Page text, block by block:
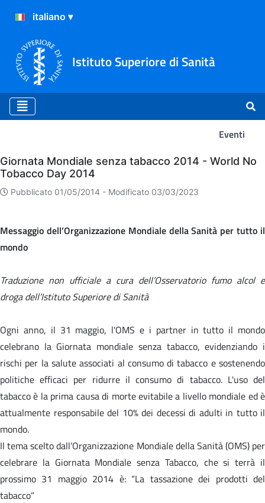
Istituto Superiore di Sanità
Eventi
Eventi
Giornata Mondiale senza tabacco 2014 - World No
Tobacco Day 2014
Pubblicato 01/05/2014 - Modificato 03/03/2023
Messaggio dell’Organizzazione Mondiale della Sanità per tutto il
mondo
Traduzione non ufficiale a cura dell’Osservatorio fumo alcol e
droga dell’Istituto Superiore di Sanità
Ogni anno, il 31 maggio, l'OMS e i partner in tutto il mondo
celebrano la Giornata mondiale senza tabacco, evidenziando i
rischi per la salute associati al consumo di tabacco e sostenendo
politiche efficaci per ridurre il consumo di tabacco. L'uso del
tabacco è la prima causa di morte evitabile a livello mondiale ed è
attualmente responsabile del 10% dei decessi di adulti in tutto il
mondo.
Il tema scelto dall’Organizzazione Mondiale della Sanità (OMS) per
celebrare la Giornata Mondiale senza Tabacco, che si terrà il
prossimo 31 maggio 2014 è: “La tassazione dei prodotti del
tabacco”